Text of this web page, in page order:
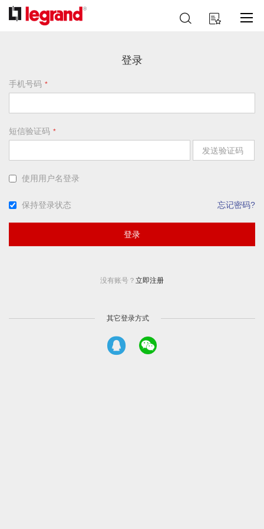
跳
到
我的购物车
索
登录
手机号码
短信验证码
发送验证码
使用用户名登录
保持登录状态 忘记密码?
登录
没有账号？ 立即注册
其它登录方式